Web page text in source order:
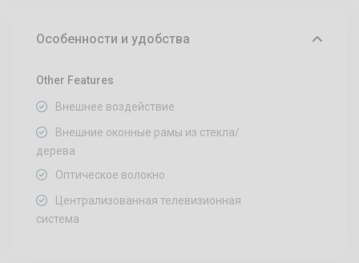
Особенности и удобства
Other Features
Внешнее воздействие
Внешние оконные рамы из стекла/
дерева
Оптическое волокно
Централизованная телевизионная
система